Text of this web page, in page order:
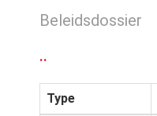
Beleidsdossier
..
Type